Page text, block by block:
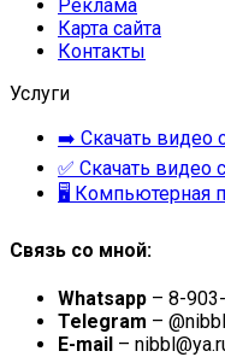
Реклама
Карта сайта
Контакты
Услуги
➡️ Скачать видео
✅ Скачать
🖥 Компьютерная
Связь со мной:
Whatsapp – 8-
Telegram – @nibbl
E-mail –